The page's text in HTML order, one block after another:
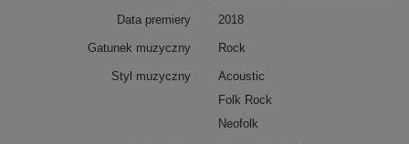
Data premiery 2018
Gatunek muzyczny Rock
Styl muzyczny
Acoustic
Folk Rock
Neofolk